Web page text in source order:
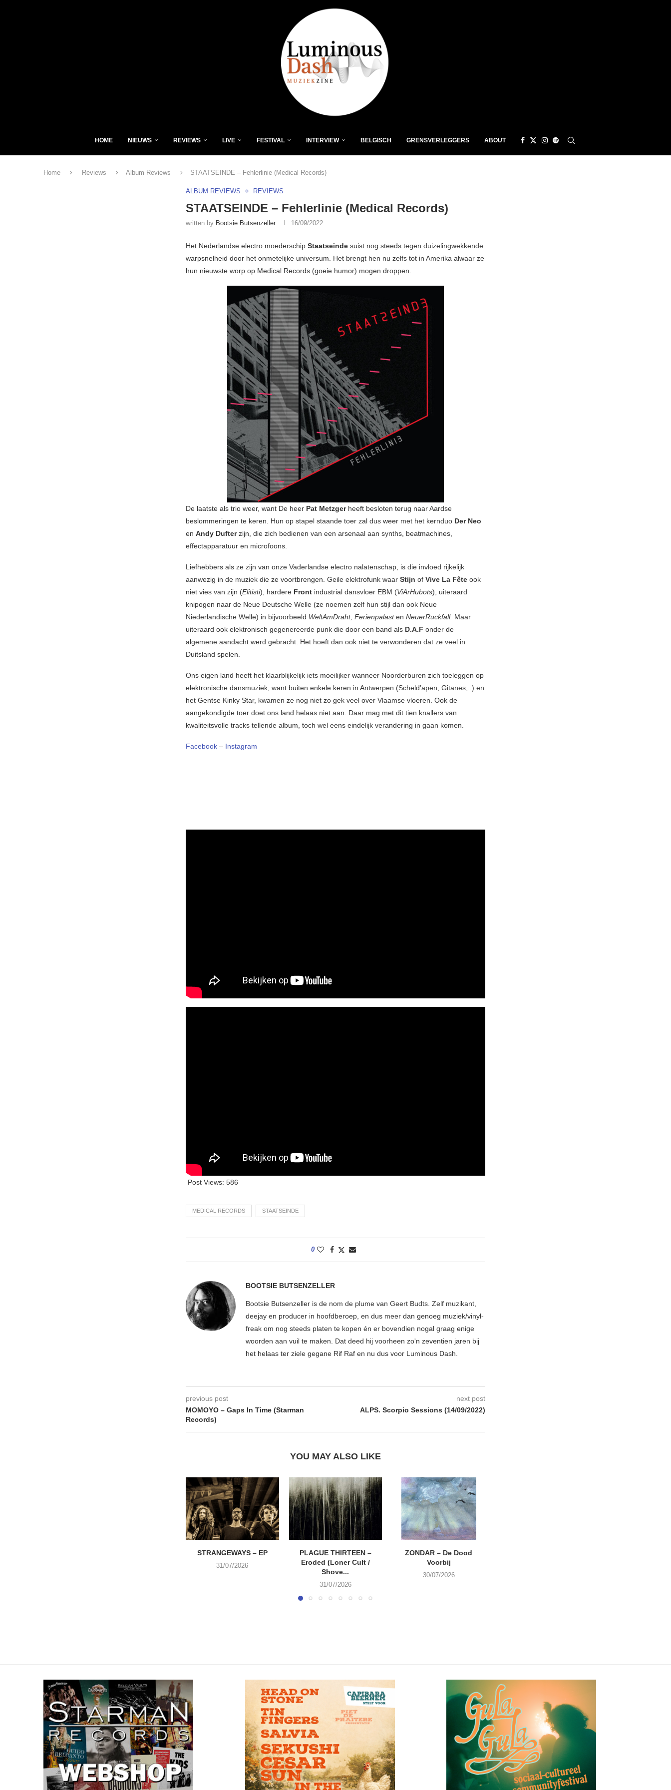
HOME NIEUWS REVIEWS LIVE FESTIVAL INTERVIEW BELGISCH GRENSVERLEGGERS ABOUT
Home Reviews Album Reviews STAATSEINDE – Fehlerlinie (Medical Records)
ALBUM REVIEWS REVIEWS
STAATSEINDE – Fehlerlinie (Medical Records)
written by Bootsie Butsenzeller 16/09/2022
Het Nederlandse electro moederschip Staatseinde suist nog steeds tegen duizelingwekkende
warpsnelheid door het onmetelijke universum. Het brengt hen nu zelfs tot in Amerika alwaar ze
hun nieuwste worp op Medical Records (goeie humor) mogen droppen.
De laatste als trio weer, want De heer Pat Metzgerheeft besloten terug naar Aardse
beslommeringen te keren. Hun op stapel staande toer zal dus weer met het kernduo Der Neo
en Andy Dufterzijn, die zich bedienen van een arsenaal aan synths, beatmachines,
effectapparatuur en microfoons.
Liefhebbers als ze zijn van onze Vaderlandse electro nalatenschap, is die invloed rijkelijk
aanwezig in de muziek die ze voortbrengen. Geile elektrofunk waar Stijn of Vive La Fête ook
niet vies van zijn (Elitisti), hardere Front industrial dansvloer EBM (ViArHubots), uiteraard
knipogen naar de Neue Deutsche Welle (ze noemen zelf hun stijl dan ook Neue
Niederlandische Welle) in bijvoorbeeld WeltAmDraht, Ferienpalasten NeuerRuckfall. Maar
uiteraard ook elektronisch gegenereerde punk die door een band als D.A.F onder de
algemene aandacht werd gebracht. Het hoeft dan ook niet te verwonderen dat ze veel in
Duitsland spelen.
Ons eigen land heeft het klaarblijkelijk iets moeilijker wanneer Noorderburen zich toeleggen op
elektronische dansmuziek, want buiten enkele keren in Antwerpen (Scheld’apen, Gitanes,..) en
het Gentse Kinky Star, kwamen ze nog niet zo gek veel over Vlaamse vloeren. Ook de
aangekondigde toer doet ons land helaas niet aan. Daar mag met dit tien knallers van
kwaliteitsvolle tracks tellende album, toch wel eens eindelijk verandering in gaan komen.
Facebook – Instagram
Post Views: 586
MEDICAL RECORDS STAATSEINDE
0
BOOTSIE BUTSENZELLER
Bootsie Butsenzeller is de nom de plume van Geert Budts. Zelf muzikant,
deejay en producer in hoofdberoep, en dus meer dan genoeg muziek/vinyl-
freak om nog steeds platen te kopen én er bovendien nogal graag enige
woorden aan vuil te maken. Dat deed hij voorheen zo'n zeventien jaren bij
het helaas ter ziele gegane Rif Raf en nu dus voor Luminous Dash.
previous post
MOMOYO – Gaps In Time (Starman
Records)
next post
ALPS. Scorpio Sessions (14/09/2022)
YOU MAY ALSO LIKE
STRANGEWAYS – EP
31/07/2026
PLAGUE THIRTEEN –
Eroded (Loner Cult /
Shove...
31/07/2026
ZONDAR – De Dood
Voorbij
30/07/2026